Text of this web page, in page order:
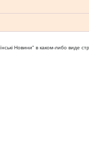
Новини" в каком-либо виде